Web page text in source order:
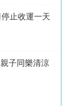
止收運一天
子同樂清涼